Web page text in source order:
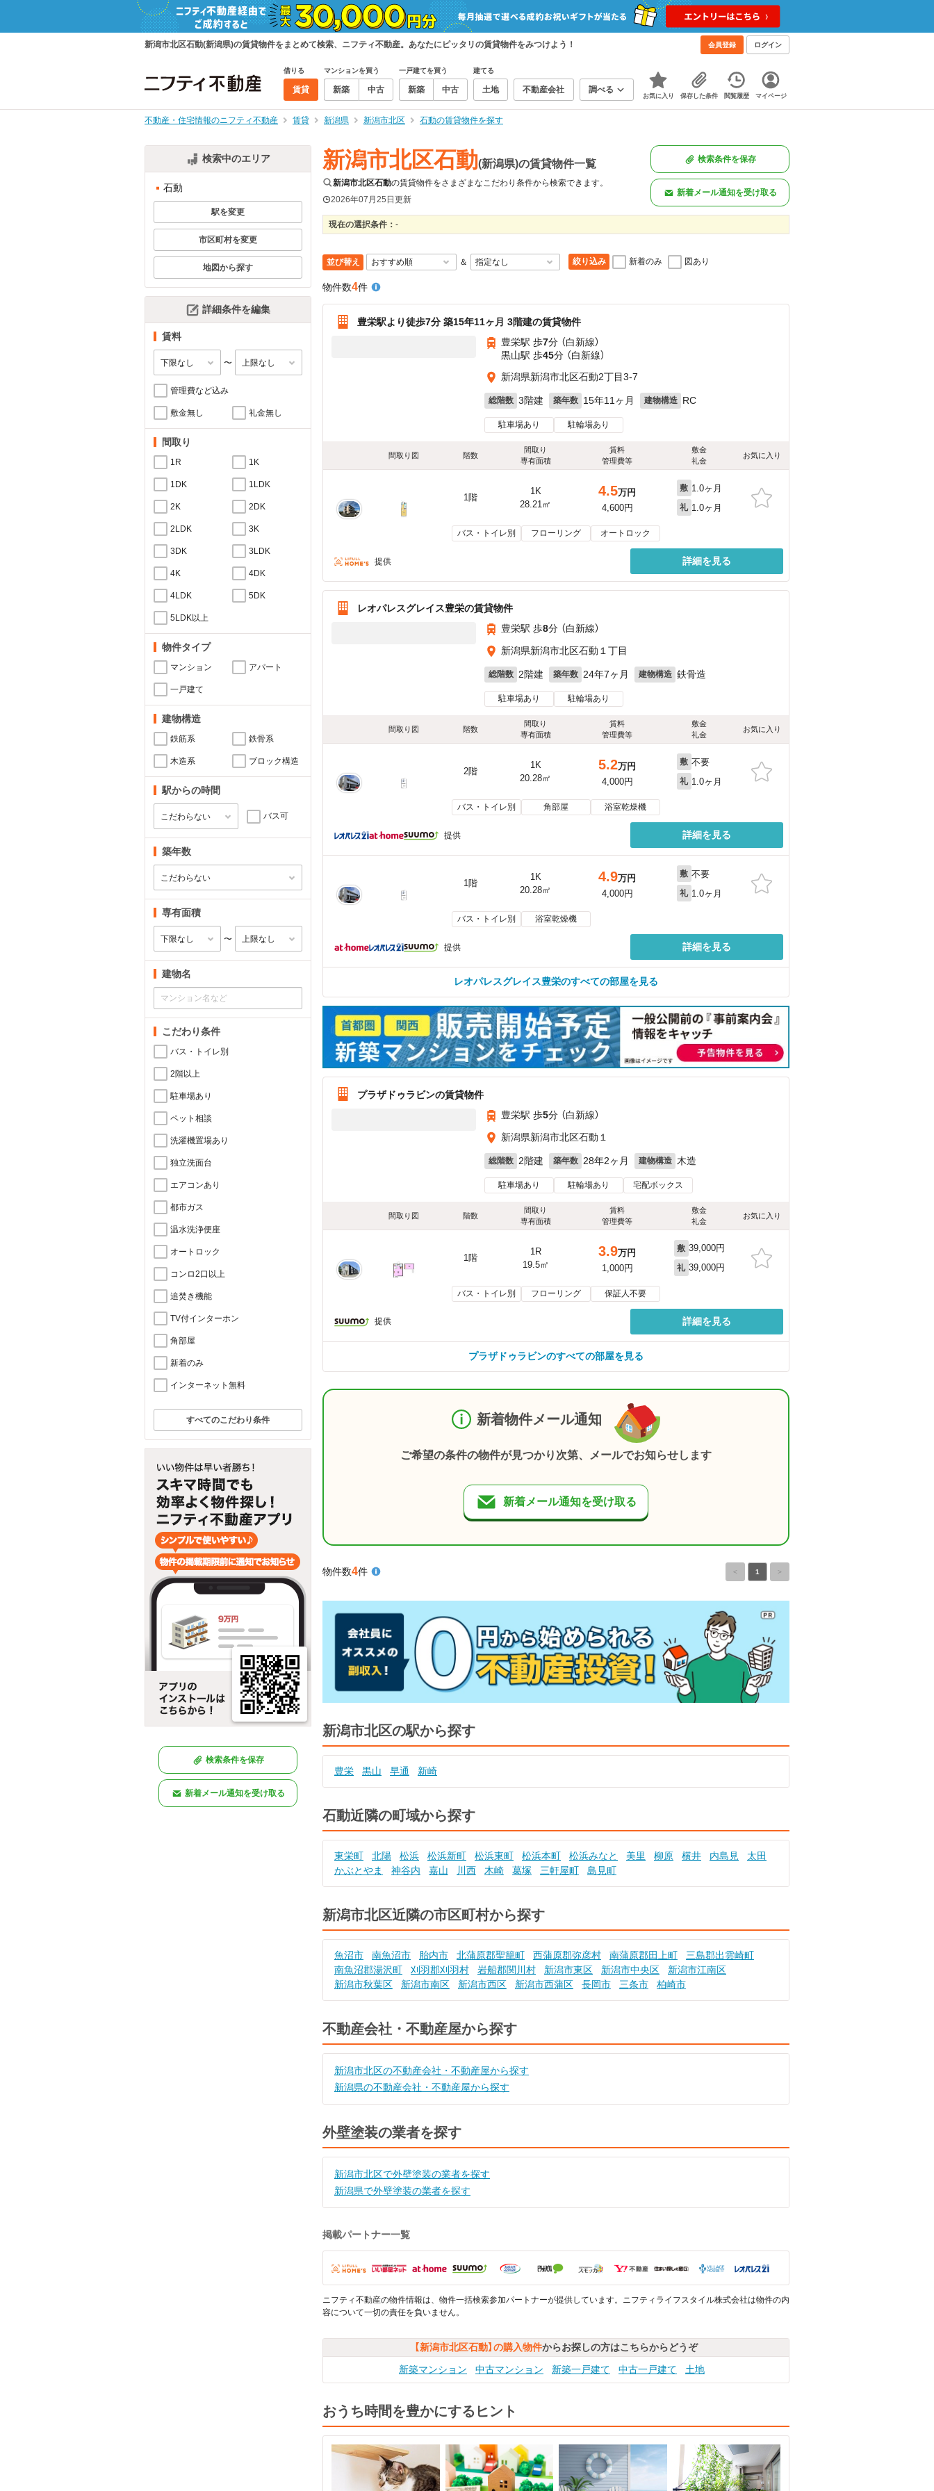
新潟市北区石動(新潟県)の賃貸物件をまとめて検索、ニフティ不動産。あなたにピッタリの賃貸物件をみつけよう！ 会員登録 ログイン
借りる
賃貸
マンションを買う
新築 中古
一戸建てを買う
新築 中古
建てる
土地 不動産会社 調べる
お気に入り 保存した条件 閲覧履歴 マイページ
不動産・住宅情報のニフティ不動産 賃貸 新潟県 新潟市北区 石動の賃貸物件を探す
検索中のエリア
石動
駅を変更
市区町村を変更
地図から探す
詳細条件を編集
賃料
〜
管理費など込み
敷金無し 礼金無し
間取り
1R 1K
1DK 1LDK
2K 2DK
2LDK 3K
3DK 3LDK
4K 4DK
4LDK 5DK
5LDK以上
物件タイプ
マンション アパート
一戸建て
建物構造
鉄筋系 鉄骨系
木造系 ブロック構造
駅からの時間
バス可
築年数
専有面積
〜
建物名
こだわり条件
バス・トイレ別
2階以上
駐車場あり
ペット相談
洗濯機置場あり
独立洗面台
エアコンあり
都市ガス
温水洗浄便座
オートロック
コンロ2口以上
追焚き機能
TV付インターホン
角部屋
新着のみ
インターネット無料
すべてのこだわり条件
検索条件を保存
新着メール通知を受け取る
新潟市北区石動(新潟県)の賃貸物件一覧
新潟市北区石動の賃貸物件をさまざまなこだわり条件から検索できます。
2026年07月25日更新
検索条件を保存
新着メール通知を受け取る
現在の選択条件： -
並び替え ＆ 絞り込み 新着のみ 図あり
物件数4件
豊栄駅より徒歩7分 築15年11ヶ月 3階建の賃貸物件
豊栄駅 歩7分 （白新線）
黒山駅 歩45分 （白新線）
新潟県新潟市北区石動2丁目3-7
総階数 3階建 築年数 15年11ヶ月 建物構造 RC
駐車場あり 駐輪場あり
間取り図 階数
間取り
専有面積
賃料
管理費等
敷金
礼金
お気に入り
1階
1K
28.21㎡
4.5万円
4,600円
敷 1.0ヶ月
礼 1.0ヶ月
バス・トイレ別 フローリング オートロック
提供 詳細を見る
レオパレスグレイス豊栄の賃貸物件
豊栄駅 歩8分 （白新線）
新潟県新潟市北区石動１丁目
総階数 2階建 築年数 24年7ヶ月 建物構造 鉄骨造
駐車場あり 駐輪場あり
間取り図 階数
間取り
専有面積
賃料
管理費等
敷金
礼金
お気に入り
2階
1K
20.28㎡
5.2万円
4,000円
敷 不要
礼 1.0ヶ月
バス・トイレ別 角部屋 浴室乾燥機
提供 詳細を見る
1階
1K
20.28㎡
4.9万円
4,000円
敷 不要
礼 1.0ヶ月
バス・トイレ別 浴室乾燥機
提供 詳細を見る
レオパレスグレイス豊栄のすべての部屋を見る
プラザドゥラビンの賃貸物件
豊栄駅 歩5分 （白新線）
新潟県新潟市北区石動１
総階数 2階建 築年数 28年2ヶ月 建物構造 木造
駐車場あり 駐輪場あり 宅配ボックス
間取り図 階数
間取り
専有面積
賃料
管理費等
敷金
礼金
お気に入り
1階
1R
19.5㎡
3.9万円
1,000円
敷 39,000円
礼 39,000円
バス・トイレ別 フローリング 保証人不要
提供 詳細を見る
プラザドゥラビンのすべての部屋を見る
新着物件メール通知
ご希望の条件の物件が見つかり次第、メールでお知らせします
新着メール通知を受け取る
物件数4件 < 1 >
新潟市北区の駅から探す
豊栄 黒山 早通 新崎
石動近隣の町域から探す
東栄町 北陽 松浜 松浜新町 松浜東町 松浜本町 松浜みなと 美里 柳原 横井 内島見
太田
かぶとやま
神谷内 嘉山 川西 木崎 葛塚 三軒屋町 島見町
新潟市北区近隣の市区町村から探す
魚沼市 南魚沼市 胎内市 北蒲原郡聖籠町 西蒲原郡弥彦村 南蒲原郡田上町
三島郡出雲崎町
南魚沼郡湯沢町
刈羽郡刈羽村 岩船郡関川村 新潟市東区 新潟市中央区
新潟市江南区
新潟市秋葉区
新潟市南区 新潟市西区 新潟市西蒲区 長岡市 三条市 柏崎市
不動産会社・不動産屋から探す
新潟市北区の不動産会社・不動産屋から探す
新潟県の不動産会社・不動産屋から探す
外壁塗装の業者を探す
新潟市北区で外壁塗装の業者を探す
新潟県で外壁塗装の業者を探す
掲載パートナー一覧
ニフティ不動産の物件情報は、物件一括検索参加パートナーが提供しています。ニフティライフスタイル株式会社は物件の内
容について一切の責任を負いません。
【新潟市北区石動】の購入物件からお探しの方はこちらからどうぞ
新築マンション
中古マンション 新築一戸建て 中古一戸建て 土地
おうち時間を豊かにするヒント